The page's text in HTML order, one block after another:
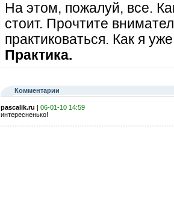
На этом, пожалуй, все.
стоит. Прочтите
практиковаться. Как я
Практика.
Комментарии
pascalik.ru | 06-01-10 14:59
интересненько!